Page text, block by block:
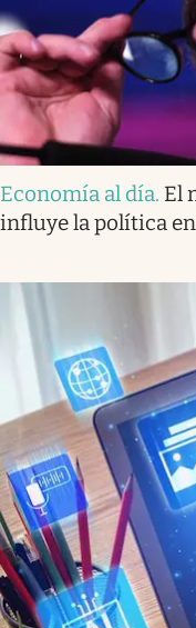
Economía al día. El
influye la política